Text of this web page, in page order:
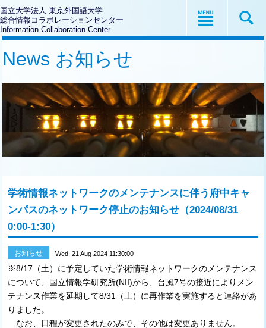
国立大学法人 東京外国語大学
総合情報コラボレーションセンター
Information Collaboration Center
News お知らせ
学術情報ネットワークのメンテナンスに伴う府中キャ
ンパスのネットワーク停止のお知らせ（2024/08/31
0:00-1:30）
お知らせ Wed, 21 Aug 2024 11:30:00
※8/17（土）に予定していた学術情報ネットワークのメンテナンス
について、国立情報学研究所(NII)から、台風7号の接近によりメン
テナンス作業を延期して8/31（土）に再作業を実施すると連絡があ
りました。
なお、日程が変更されたのみで、その他は変更ありません。